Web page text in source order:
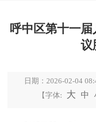
呼中区第十一
议
日期： 2026-02-04
【字体:
大 中